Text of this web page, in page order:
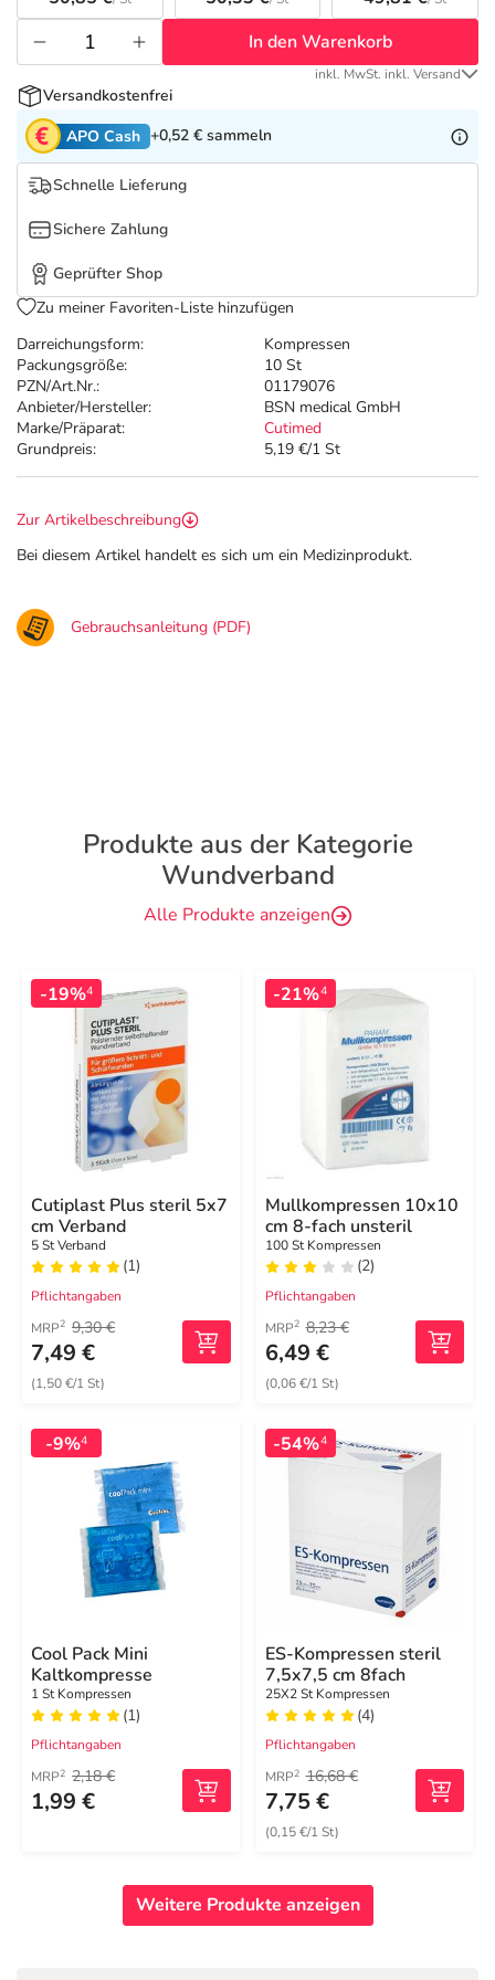
Tierapotheke
Vitamine & Mineralstoffe
Marken
Salus Deals
Darreichungsform:
Kompressen
Packungsgröße:
10 St
PZN/Art.Nr.:
01179076
Anbieter/Hersteller:
BSN medical GmbH
Marke/Präparat:
Cutimed
Grundpreis:
5,19 €/1 St
In den Warenkorb
inkl. MwSt. inkl. Versand
Versandkostenfrei
APO Cash +0,52 € sammeln
Schnelle Lieferung
Sichere Zahlung
Geprüfter Shop
Zu meiner Favoriten-Liste hinzufügen
Zur Artikelbeschreibung
Bei diesem Artikel handelt es sich um ein Medizinprodukt.
Gebrauchsanleitung (PDF)
Produkte aus der Kategorie
Wundverband
Alle Produkte anzeigen
-19%4
Cutiplast Plus steril 5x7
cm Verband
5 St Verband
(1)
Pflichtangaben
MRP2 9,30 €
7,49 €
(1,50 €/1 St)
-21%4
Mullkompressen 10x10
cm 8-fach unsteril
100 St Kompressen
(2)
Pflichtangaben
MRP2 8,23 €
6,49 €
(0,06 €/1 St)
-9%4
Cool Pack Mini
Kaltkompresse
1 St Kompressen
(1)
Pflichtangaben
MRP2 2,18 €
1,99 €
-54%4
ES-Kompressen steril
7,5x7,5 cm 8fach
25X2 St Kompressen
(4)
Pflichtangaben
MRP2 16,68 €
7,75 €
(0,15 €/1 St)
Weitere Produkte anzeigen